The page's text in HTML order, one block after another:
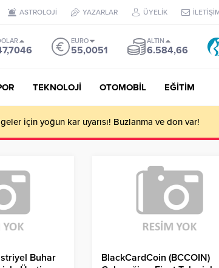
ASTROLOJİ YAZARLAR ÜYELİK
EURO
55,0051
ALTIN
6.584,66
TEKNOLOJİ OTOMOBİL EĞİTİM
için yoğun kar uyarısı! Buzlanma ve don var!
Buhar
BlackCardCoin (BCCOIN)